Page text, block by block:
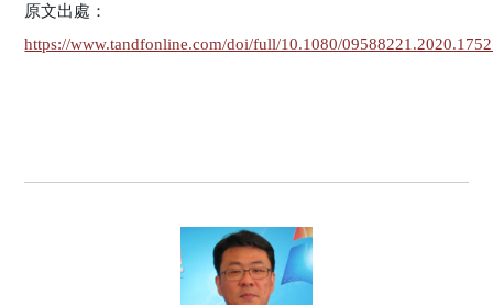
原文出處：
https://www.tandfonline.com/doi/full/10.1080/